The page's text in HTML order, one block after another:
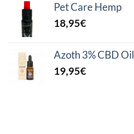
Pet Care Hemp
18,95€
Azoth 3% CBD Oil
19,95€